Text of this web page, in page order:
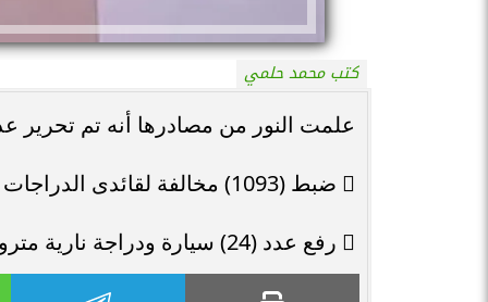
كتب محمد حلمي
علمت النور من مصادرها أنه تم تحرير عدد (839) مخالفة عدم تركيب الملصق
 ضبط (1093) مخالفة لقائدى الدراجات النارية لعدم إرتداء الخوذة.
 رفع عدد (24) سيارة ودراجة نارية متروكة ومتهالكة من الشوارع.